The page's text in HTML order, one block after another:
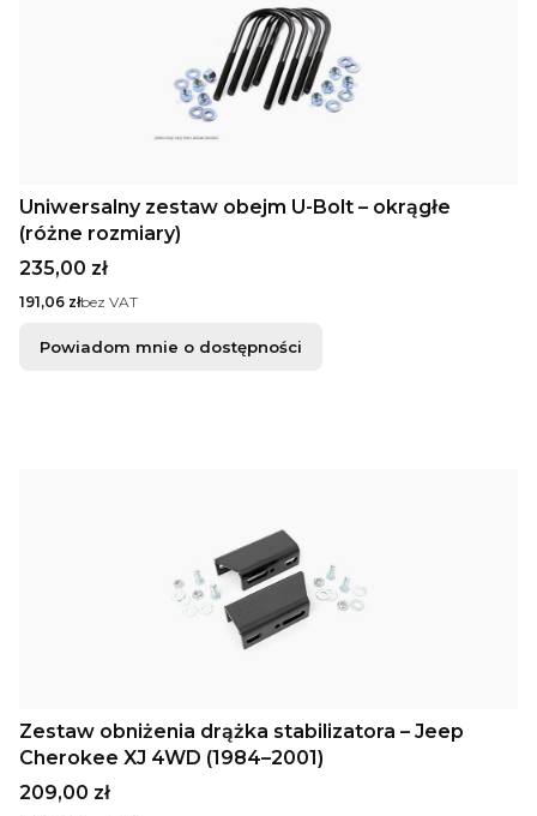
Uniwersalny zestaw obejm U-Bolt – okrągłe
(różne rozmiary)
Cena
235,00 zł
Cena
191,06 złbez VAT
Powiadom mnie o dostępności
Zestaw obniżenia drążka stabilizatora – Jeep
Cherokee XJ 4WD (1984–2001)
Cena
209,00 zł